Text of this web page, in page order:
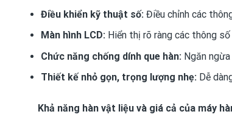
Điều khiển kỹ thuật số:Điều chỉnh các
Màn hình LCD:Hiển thị rõ ràng các thông
Chức năng chống dính que hàn:Ngăn ngừa
Thiết kế nhỏ gọn, trọng lượng nhẹ:Dễ
Khả năng hàn vật liệu và giá cả của máy